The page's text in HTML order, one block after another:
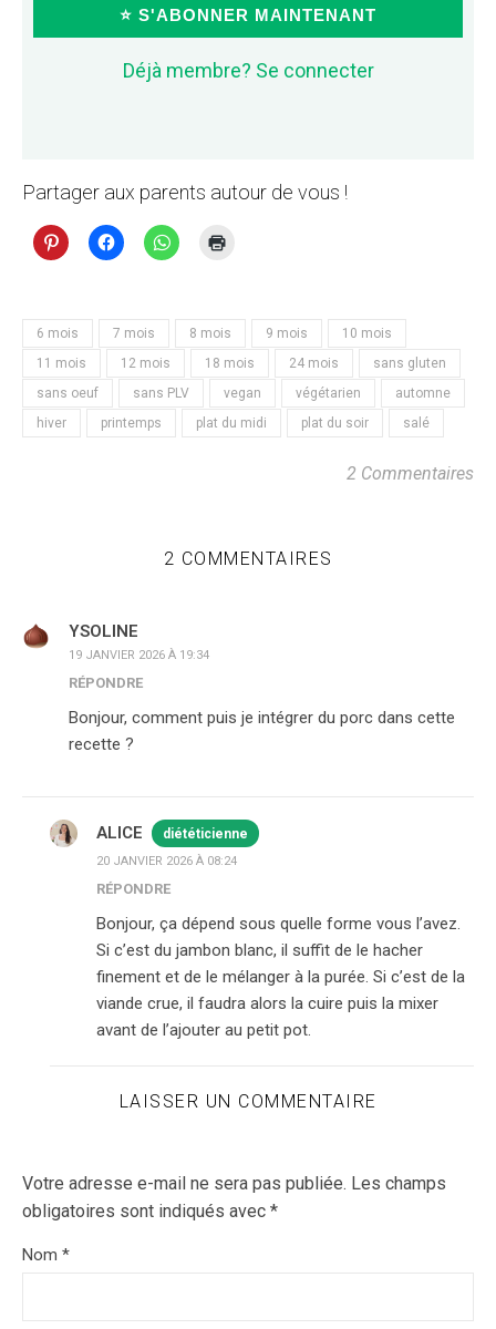
⭐ S'ABONNER MAINTENANT
Déjà membre? Se connecter
Partager aux parents autour de vous !
6 mois 7 mois 8 mois 9 mois
10 mois
11 mois
12 mois 18 mois 24 mois
sans gluten
sans oeuf
sans PLV vegan végétarien
automne
hiver
printemps plat du midi plat du soir salé
2 Commentaires
2 COMMENTAIRES
YSOLINE
19 JANVIER 2026 À 19:34
RÉPONDRE
Bonjour, comment puis je intégrer du porc dans cette
recette ?
ALICE diététicienne
20 JANVIER 2026 À 08:24
RÉPONDRE
Bonjour, ça dépend sous quelle forme vous l’avez.
Si c’est du jambon blanc, il suffit de le hacher
finement et de le mélanger à la purée. Si c’est de la
viande crue, il faudra alors la cuire puis la mixer
avant de l’ajouter au petit pot.
LAISSER UN COMMENTAIRE
Votre adresse e-mail ne sera pas publiée. Les champs
obligatoires sont indiqués avec *
Nom *